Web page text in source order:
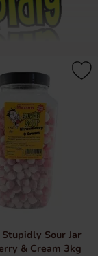
Stupidly Sour Jar
& Cream 3kg